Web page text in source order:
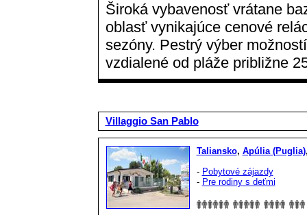
Široká vybavenosť vrátane
oblasť vynikajúce cenové
sezóny. Pestrý výber
vzdialené od pláže približne
Villaggio San Pablo
Taliansko, Apúlia (Puglia)
- Pobytové zájazdy
- Pre rodiny s deťmi